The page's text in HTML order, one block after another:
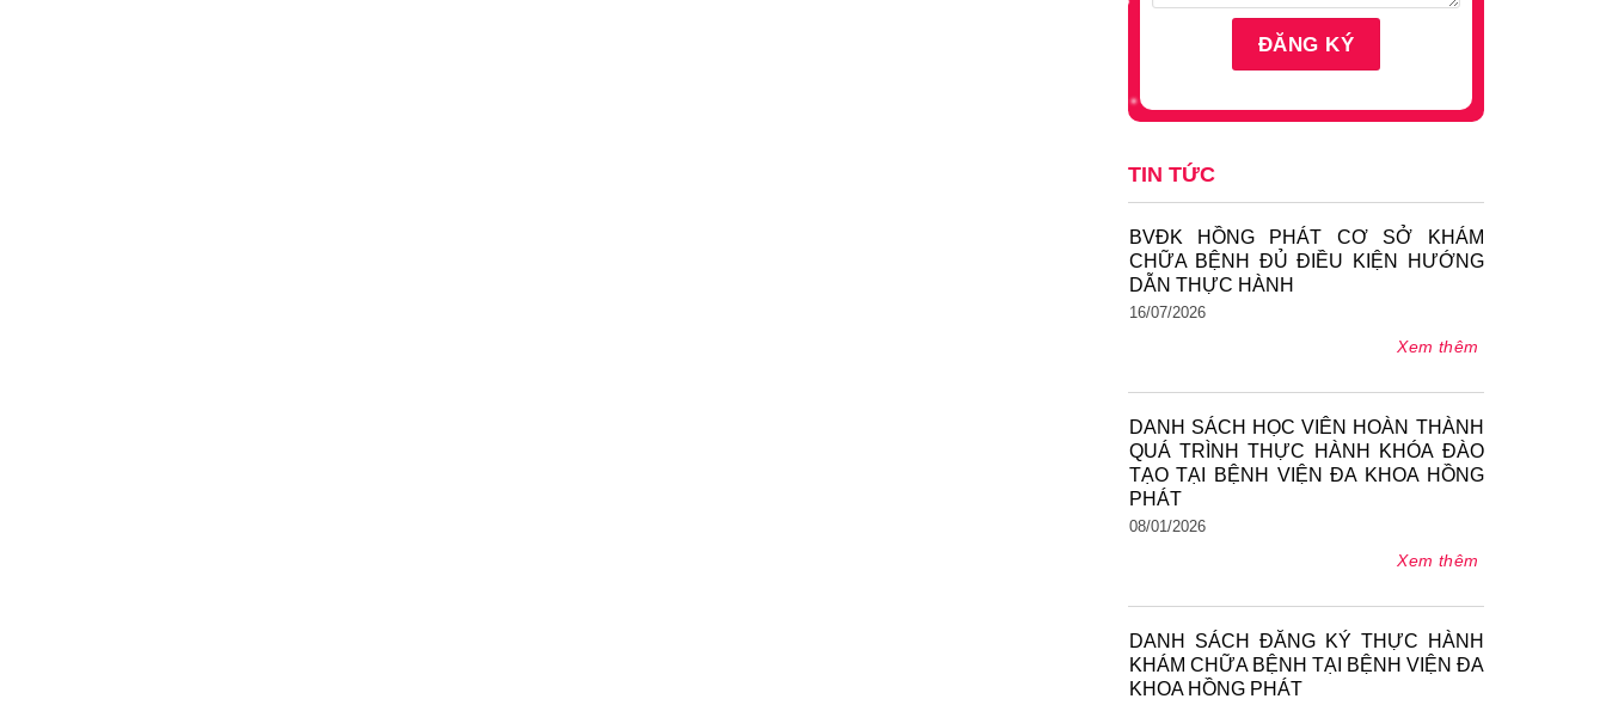
TIN TỨC
BVĐK HỒNG PHÁT CƠ SỞ KHÁM
CHỮA BỆNH ĐỦ ĐIỀU KIỆN HƯỚNG
DẪN THỰC HÀNH
16/07/2026
Xem thêm
DANH SÁCH HỌC VIÊN HOÀN THÀNH
QUÁ TRÌNH THỰC HÀNH KHÓA ĐÀO
TẠO TẠI BỆNH VIỆN ĐA KHOA HỒNG
PHÁT
08/01/2026
Xem thêm
DANH SÁCH ĐĂNG KÝ THỰC HÀNH
KHÁM CHỮA BỆNH TẠI BỆNH VIỆN ĐA
KHOA HỒNG PHÁT